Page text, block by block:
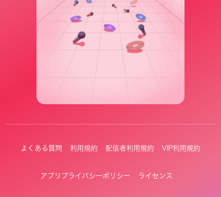
よくある質問 利用規約 配信者利用規約 VIP利用規約
アプリプライバシーポリシー ライセンス